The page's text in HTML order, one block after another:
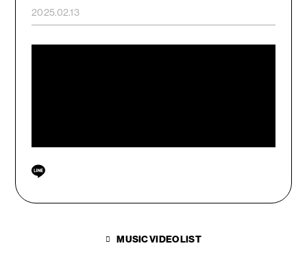
DISCOGRAPHY
FANCLUB MENU
LOGIN
2025.02.13
MUSIC VIDEO LIST